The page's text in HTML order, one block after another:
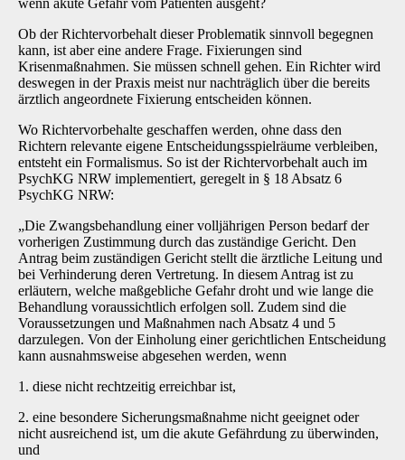
Ob der Richtervorbehalt dieser Problematik sinnvoll begegnen
kann, ist aber eine andere Frage. Fixierungen sind
Krisenmaßnahmen. Sie müssen schnell gehen. Ein Richter wird
deswegen in der Praxis meist nur nachträglich über die bereits
ärztlich angeordnete Fixierung entscheiden können.
Wo Richtervorbehalte geschaffen werden, ohne dass den
Richtern relevante eigene Entscheidungsspielräume verbleiben,
entsteht ein Formalismus. So ist der Richtervorbehalt auch im
PsychKG NRW implementiert, geregelt in § 18 Absatz 6
PsychKG NRW:
„Die Zwangsbehandlung einer volljährigen Person bedarf der
vorherigen Zustimmung durch das zuständige Gericht. Den
Antrag beim zuständigen Gericht stellt die ärztliche Leitung und
bei Verhinderung deren Vertretung. In diesem Antrag ist zu
erläutern, welche maßgebliche Gefahr droht und wie lange die
Behandlung voraussichtlich erfolgen soll. Zudem sind die
Voraussetzungen und Maßnahmen nach Absatz 4 und 5
darzulegen. Von der Einholung einer gerichtlichen Entscheidung
kann ausnahmsweise abgesehen werden, wenn
1. diese nicht rechtzeitig erreichbar ist,
2. eine besondere Sicherungsmaßnahme nicht geeignet oder
nicht ausreichend ist, um die akute Gefährdung zu überwinden,
und